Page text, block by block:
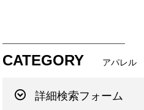
CATEGORY アパレル
詳細検索フォーム